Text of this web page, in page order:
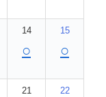
14
○
15
○
21 22